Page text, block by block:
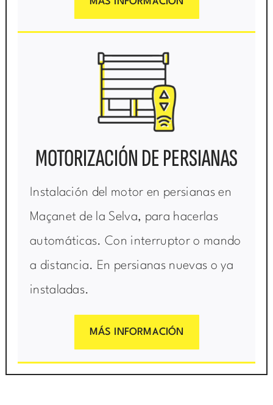
MOTORIZACIÓN DE PERSIANAS
Instalación del motor en persianas en
Maçanet de la Selva, para hacerlas
automáticas. Con interruptor o mando
a distancia. En persianas nuevas o ya
instaladas.
MÁS INFORMACIÓN